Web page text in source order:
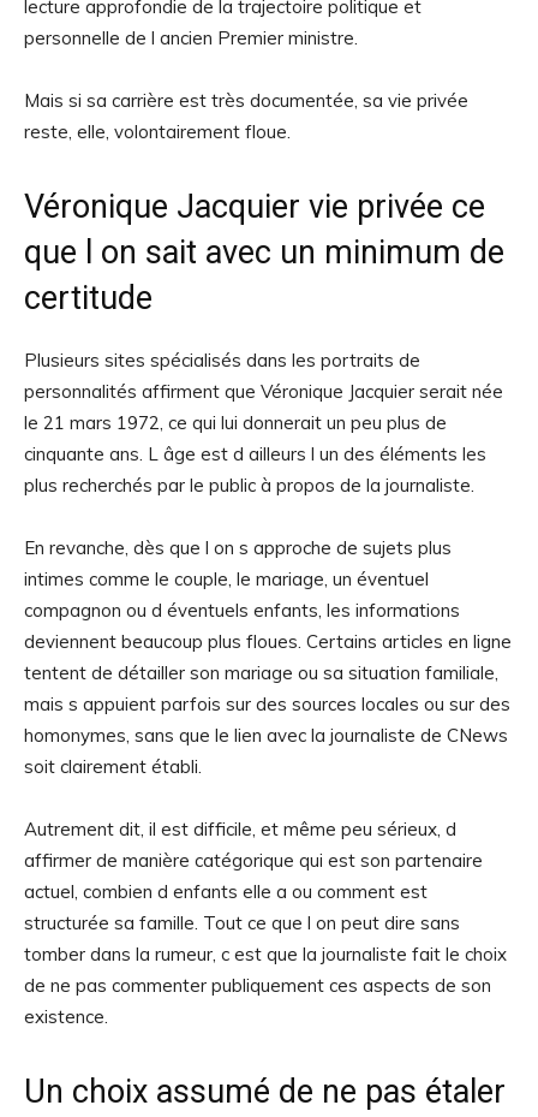
lecture approfondie de la trajectoire politique et
personnelle de l ancien Premier ministre.
Mais si sa carrière est très documentée, sa vie privée
reste, elle, volontairement floue.
Véronique Jacquier vie privée ce
que l on sait avec un minimum de
certitude
Plusieurs sites spécialisés dans les portraits de
personnalités affirment que Véronique Jacquier serait née
le 21 mars 1972, ce qui lui donnerait un peu plus de
cinquante ans. L âge est d ailleurs l un des éléments les
plus recherchés par le public à propos de la journaliste.
En revanche, dès que l on s approche de sujets plus
intimes comme le couple, le mariage, un éventuel
compagnon ou d éventuels enfants, les informations
deviennent beaucoup plus floues. Certains articles en ligne
tentent de détailler son mariage ou sa situation familiale,
mais s appuient parfois sur des sources locales ou sur des
homonymes, sans que le lien avec la journaliste de CNews
soit clairement établi.
Autrement dit, il est difficile, et même peu sérieux, d
affirmer de manière catégorique qui est son partenaire
actuel, combien d enfants elle a ou comment est
structurée sa famille. Tout ce que l on peut dire sans
tomber dans la rumeur, c est que la journaliste fait le choix
de ne pas commenter publiquement ces aspects de son
existence.
Un choix assumé de ne pas étaler